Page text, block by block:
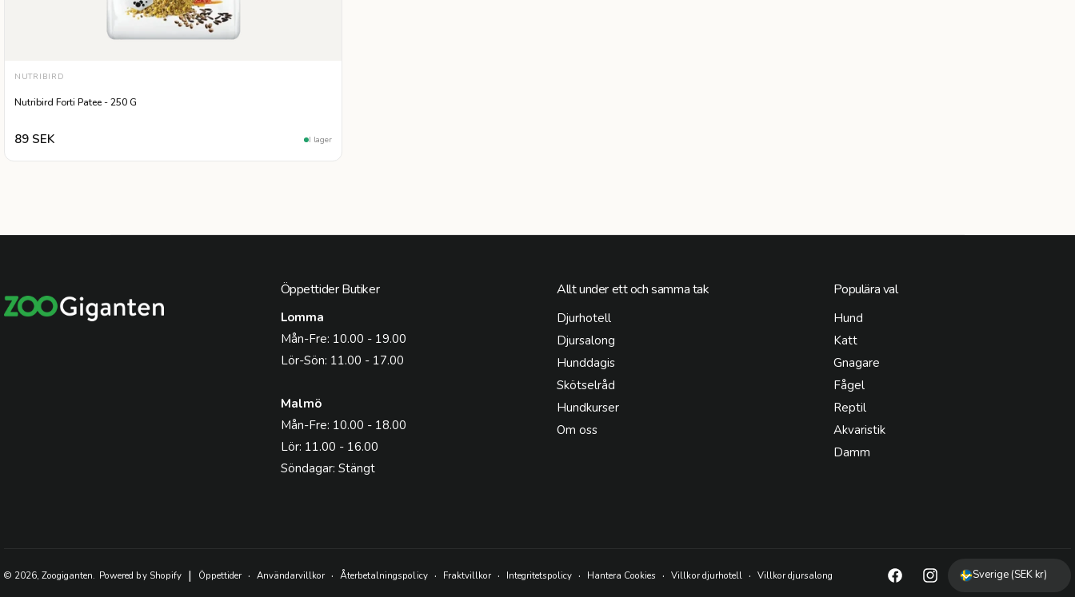
NUTRIBIRD
Nutribird Forti Patee - 250 G
89 SEK I lager
Öppettider Butiker
Lomma
Mån-Fre: 10.00 - 19.00
Lör-Sön: 11.00 - 17.00
Malmö
Mån-Fre: 10.00 - 18.00
Lör: 11.00 - 16.00
Söndagar: Stängt
Allt under ett och samma tak
Djurhotell
Djursalong
Hunddagis
Skötselråd
Hundkurser
Om oss
Populära val
Hund
Katt
Gnagare
Fågel
Reptil
Akvaristik
Damm
© 2026,Zoogiganten. Powered by Shopify| Öppettider Användarvillkor Återbetalningspolicy Fraktvillkor Integritetspolicy Hantera Cookies Villkor djurhotell Villkor djursalong
F I
Sverige (SEK kr)